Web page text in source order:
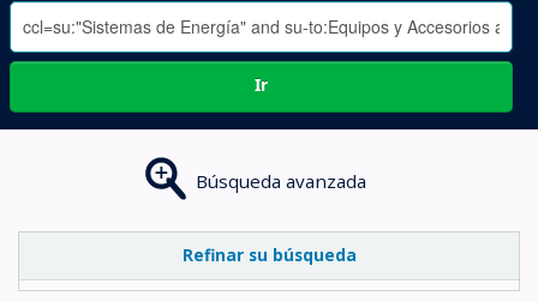
Ir
Búsqueda avanzada
Refinar su búsqueda